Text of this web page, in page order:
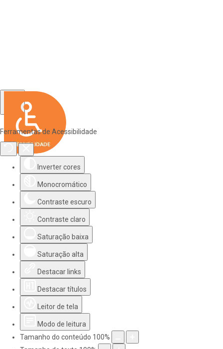
Ferramentas de Acessibilidade
Inverter cores
Monocromático
Contraste escuro
Contraste claro
Saturação baixa
Saturação alta
Destacar links
Destacar títulos
Leitor de tela
Modo de leitura
Tamanho do conteúdo 100%